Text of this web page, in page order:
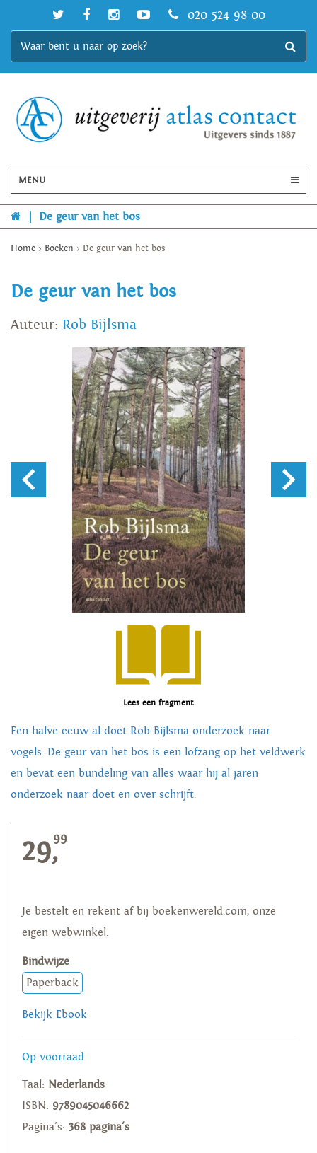
020 524 98 00
MENU
De geur van het bos
Home > Boeken > De geur van het bos
De geur van het bos
Auteur: Rob Bijlsma
Lees een fragment
Een halve eeuw al doet Rob Bijlsma onderzoek naar
vogels. De geur van het bos is een lofzang op het veldwerk
en bevat een bundeling van alles waar hij al jaren
onderzoek naar doet en over schrijft.
29,99
Je bestelt en rekent af bij boekenwereld.com, onze
eigen webwinkel.
Bindwijze
Paperback
Bekijk Ebook
Op voorraad
Taal: Nederlands
ISBN: 9789045046662
Pagina's: 368 pagina's